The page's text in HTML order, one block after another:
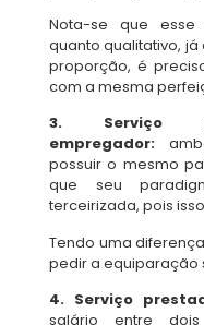
Nota-se que esse
quanto qualitativo,
proporção, é
com a mesma
3. Serviço
empregador:
possuir o mesmo
que seu
terceirizada, pois
Tendo uma
pedir a equiparação
4. Serviço
salário entre